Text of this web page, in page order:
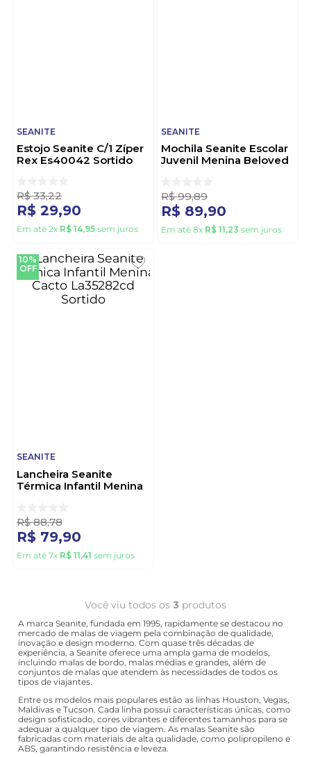
SEANITE
Estojo Seanite C/1 Zíper
Rex Es40042 Sortido
R$ 33,22
R$ 29,90
Em até 2x R$ 14,95 sem juros
SEANITE
Mochila Seanite Escolar
Juvenil Menina Beloved
R$ 99,89
R$ 89,90
Em até 8x R$ 11,23 sem juros
10%
OFF
SEANITE
Lancheira Seanite
Térmica Infantil Menina
R$ 88,78
R$ 79,90
Em até 7x R$ 11,41 sem juros
Você viu todos os 3 produtos
A marca Seanite, fundada em 1995, rapidamente se destacou no
mercado de malas de viagem pela combinação de qualidade,
inovação e design moderno. Com quase três décadas de
experiência, a Seanite oferece uma ampla gama de modelos,
incluindo malas de bordo, malas médias e grandes, além de
conjuntos de malas que atendem às necessidades de todos os
tipos de viajantes.
Entre os modelos mais populares estão as linhas Houston, Vegas,
Maldivas e Tucson. Cada linha possui características únicas, como
design sofisticado, cores vibrantes e diferentes tamanhos para se
adequar a qualquer tipo de viagem. As malas Seanite são
fabricadas com materiais de alta qualidade, como polipropileno e
ABS, garantindo resistência e leveza.